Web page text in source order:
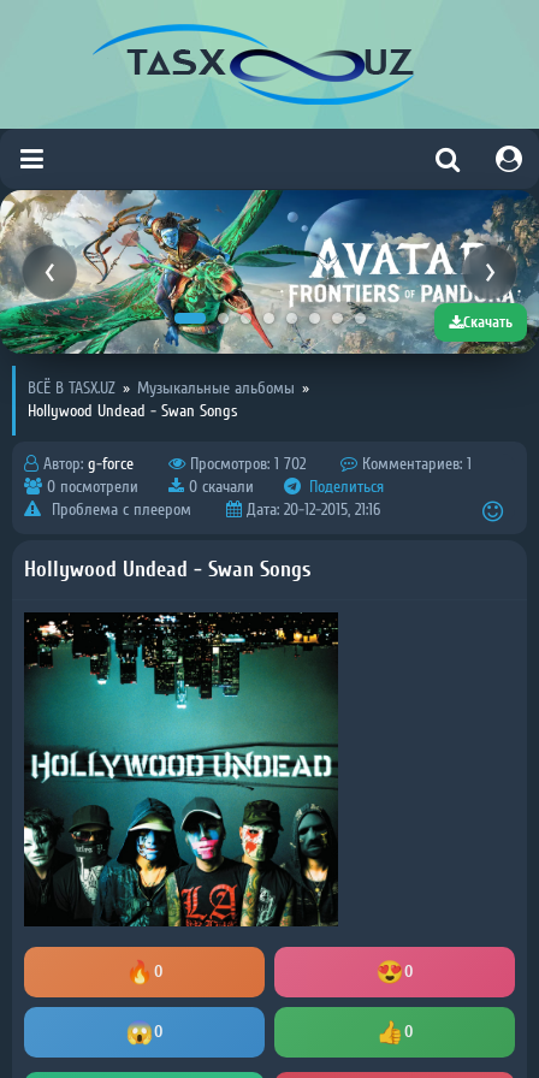
Скачать
ВСЁ В TASX.UZ » Музыкальные альбомы »
Hollywood Undead - Swan Songs
Автор: g-force Просмотров: 1 702
Комментариев: 1
0 посмотрели
0 скачали
Поделиться
Проблема с плеером
Дата: 20-12-2015, 21:16
Hollywood Undead - Swan Songs
0 0
0 0